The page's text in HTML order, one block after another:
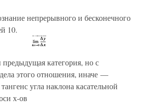
непрерывного и бесконечного
10.
категория, но с
этого отношения, иначе —
угла наклона касательной
х-ов